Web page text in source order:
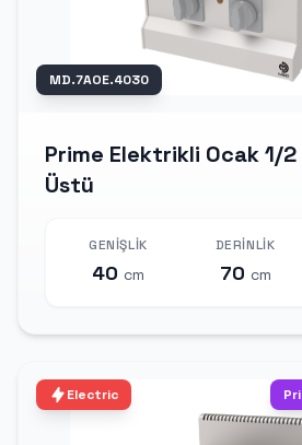
MD.7AOE.4030
Prime Elektrikli Ocak 1/
Üstü
GENIŞLIK
40 cm
DERINLIK
70 cm
Electric